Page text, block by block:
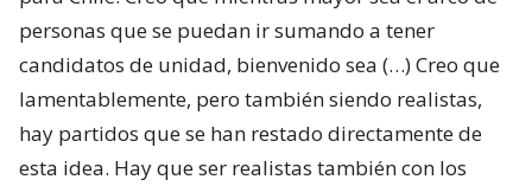
personas que se puedan ir sumando a tener
candidatos de unidad, bienvenido sea (…) Creo que
lamentablemente, pero también siendo realistas,
hay partidos que se han restado directamente de
esta idea. Hay que ser realistas también con los